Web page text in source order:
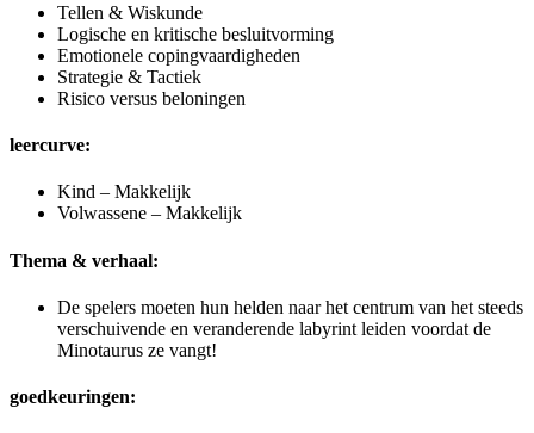
Tellen & Wiskunde
Logische en kritische besluitvorming
Emotionele copingvaardigheden
Strategie & Tactiek
Risico versus beloningen
leercurve:
Kind – Makkelijk
Volwassene – Makkelijk
Thema & verhaal:
De spelers moeten hun helden naar het centrum van het steeds
verschuivende en veranderende labyrint leiden voordat de
Minotaurus ze vangt!
goedkeuringen: